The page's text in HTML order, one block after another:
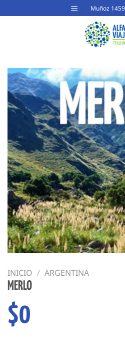
al
Muñoz
INICIO / ARGENTINA
MERLO
$0